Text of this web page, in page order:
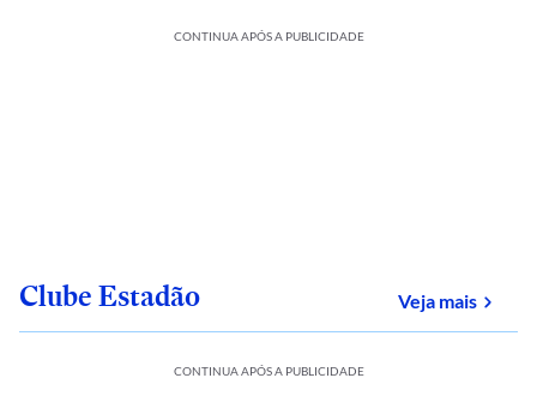
CONTINUA APÓS A PUBLICIDADE
Clube Estadão Veja maissobre
CONTINUA APÓS A PUBLICIDADE